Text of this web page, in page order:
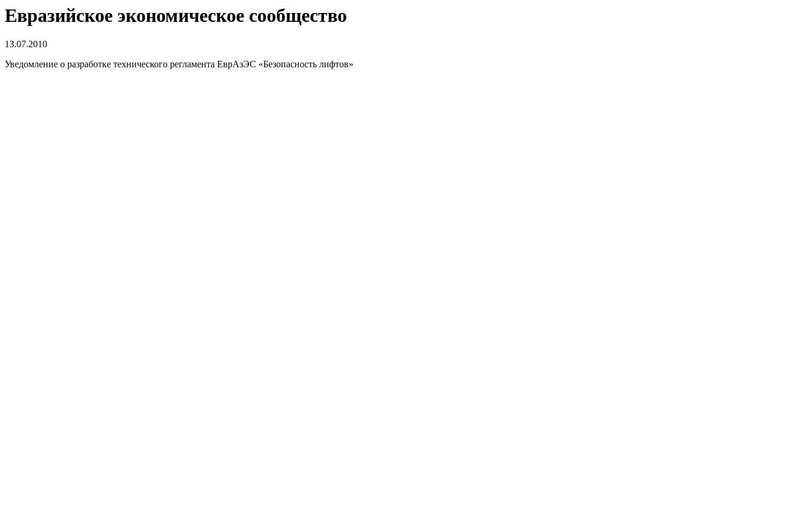
Евразийское экономическое сообщество
13.07.2010
Уведомление о разработке технического регламента ЕврАзЭС «Безопасность лифтов»